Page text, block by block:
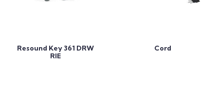
Resound Key 361 DRW
RIE
Cord